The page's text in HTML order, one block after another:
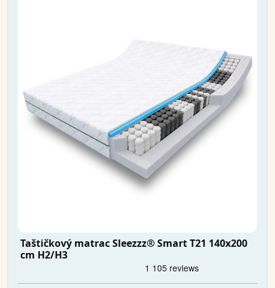
Taštičkový matrac Sleezzz® Smart T21 140x200
cm H2/H3